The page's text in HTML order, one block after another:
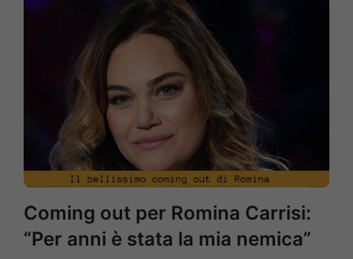
Coming out per Romina Carrisi:
“Per anni è stata la mia nemica”